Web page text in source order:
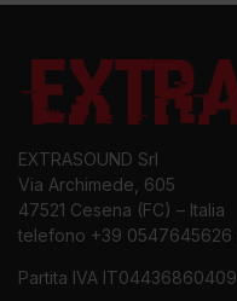
EXTRASOUND Srl
Via Archimede, 605
47521 Cesena (FC) – Italia
telefono +39 0547645626
Partita IVA IT04436860409